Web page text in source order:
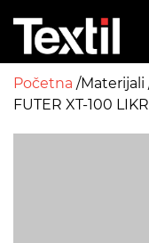
Početna Materijali
FUTER XT-100